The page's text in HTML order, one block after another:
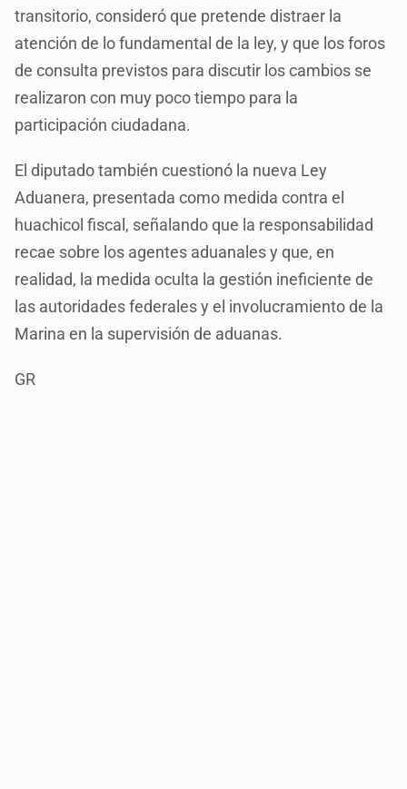
transitorio, consideró que pretende distraer la
atención de lo fundamental de la ley, y que los foros
de consulta previstos para discutir los cambios se
realizaron con muy poco tiempo para la
participación ciudadana.
El diputado también cuestionó la nueva Ley
Aduanera, presentada como medida contra el
huachicol fiscal, señalando que la responsabilidad
recae sobre los agentes aduanales y que, en
realidad, la medida oculta la gestión ineficiente de
las autoridades federales y el involucramiento de la
Marina en la supervisión de aduanas.
GR